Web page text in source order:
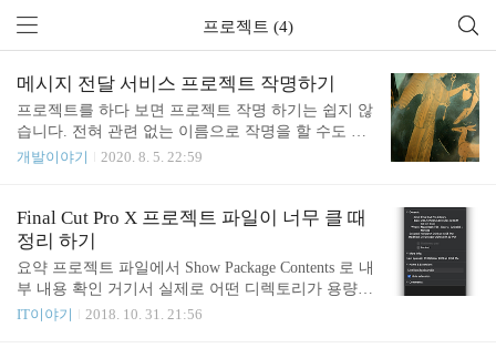
프로젝트 (4)
메시지 전달 서비스 프로젝트 작명하기
프로젝트를 하다 보면 프로젝트 작명 하기는 쉽지 않
습니다. 전혀 관련 없는 이름으로 작명을 할 수도 있
겠지만 가능하면 프로젝트명을 보고 어떤 일을 하는
받은 다음 정제 한 다음 시스템 외부의 서비스들로
메시지를 전달해 주는 서비스를 개발하게 되었습니
다. 즉 메시지를 받아서 다른 곳으로 메시지를 전달
해 주는 서비스입니다. 파이프라인이라고도 할 수 있
습니다. 파이프 하니 마리오 같은 것도 떠오르네요.
어벤저스의 헤임달(Heimdall)이 비프로스트(bifrost)
개발이야기 2020. 8. 5. 22:59
Final Cut Pro X 프로젝트 파일이 너무 클 때
정리 하기
요약 프로젝트 파일에서 Show Package Contents 로 내
부 내용 확인 거기서 실제로 어떤 디렉토리가 용량을
많이 먹고 있는지 확인 Final Cut Pro X 에서 해당 디
IT이야기 2018. 10. 31. 21:56